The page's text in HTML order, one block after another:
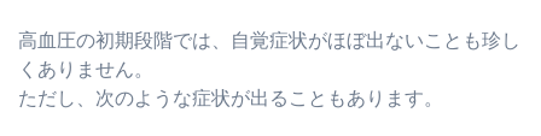
高血圧の初期段階では、自覚症状がほぼ出ないことも珍し
くありません。
ただし、次のような症状が出ることもあります。